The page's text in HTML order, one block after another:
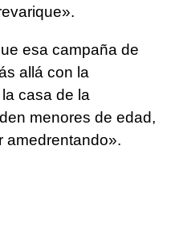
esa campaña de
allá con la
casa de la
menores de edad,
amedrentando».